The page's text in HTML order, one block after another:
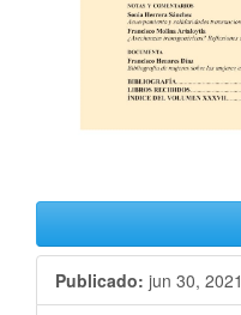
Publicado: jun 30, 2021